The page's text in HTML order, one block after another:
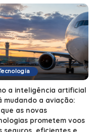
a inteligência artificial
mudando a aviação:
as novas
prometem voos
seguros, eficientes e